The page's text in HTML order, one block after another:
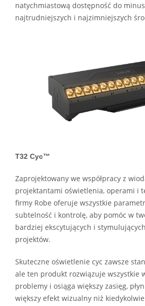
natychmiastową dostępność do
najtrudniejszych i najzimniejszych
T32 Cyc™
Zaprojektowany we współpracy z
projektantami oświetlenia, operami i
firmy Robe oferuje wszystkie
subtelność i kontrolę, aby pomóc w
bardziej ekscytujących i
projektów.
Skuteczne oświetlenie cyc zawsze
ale ten produkt rozwiązuje wszystkie
problemy i osiąga większy zasięg,
większy efekt wizualny niż